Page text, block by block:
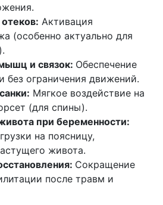
Активация
(особенно актуально для
и связок: Обеспечение
без ограничения движений.
Мягкое воздействие на
(для спины).
при беременности:
на поясницу,
живота.
Сокращение
после травм и